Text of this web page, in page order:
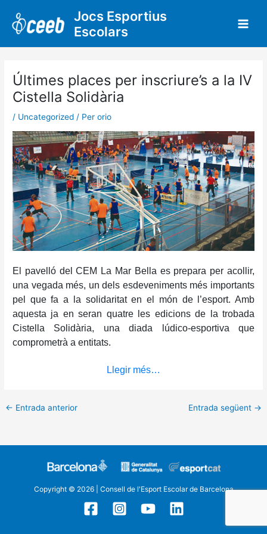
contingut
Jocs Esportius
Escolars
Últimes places per inscriure’s a la IV
Cistella Solidària
/ Uncategorized / Per orio
El pavelló del CEM La Mar Bella es prepara per acollir,
una vegada més, un dels esdeveniments més importants
pel que fa a la solidaritat en el món de l’esport. Amb
aquesta ja en seran quatre les edicions de la trobada
Cistella Solidària, una diada lúdico-esportiva que
comprometrà a entitats.
Llegir més…
← Entrada anterior Entrada següent →
Copyright © 2026 | Consell de l'Esport Escolar de Barcelona